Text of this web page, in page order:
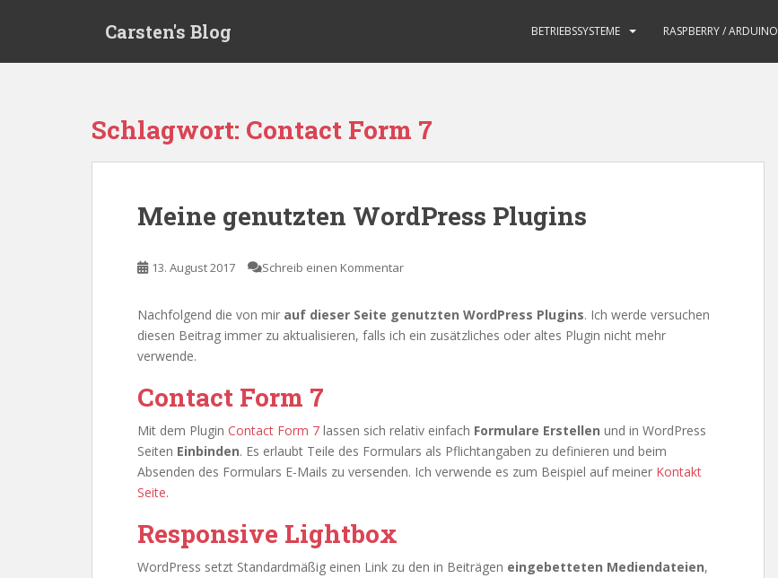
Carsten's Blog BETRIEBSSYSTEME RASPBERRY / ARDUINO
Schlagwort: Contact Form 7
Meine genutzten WordPress Plugins
13. August 2017 Schreib einen Kommentar
Nachfolgend die von mir auf dieser Seite genutzten WordPress Plugins. Ich werde versuchen
diesen Beitrag immer zu aktualisieren, falls ich ein zusätzliches oder altes Plugin nicht mehr
verwende.
Contact Form 7
Mit dem Plugin Contact Form 7 lassen sich relativ einfach Formulare Erstellen und in WordPress
Seiten Einbinden. Es erlaubt Teile des Formulars als Pflichtangaben zu definieren und beim
Absenden des Formulars E-Mails zu versenden. Ich verwende es zum Beispiel auf meiner Kontakt
Seite.
Responsive Lightbox
WordPress setzt Standardmäßig einen Link zu den in Beiträgen eingebetteten Mediendateien,